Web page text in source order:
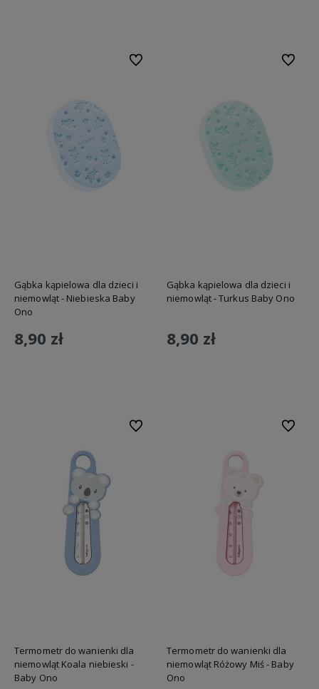
Gąbka kąpielowa dla dzieci i
niemowląt - Niebieska Baby
Ono
8,90 zł
Do ulubionych
Gąbka kąpielowa dla dzieci i
niemowląt - Turkus Baby Ono
8,90 zł
Do
Termometr do wanienki dla
niemowląt Koala niebieski -
Baby Ono
Do ulubionych
Termometr do wanienki dla
niemowląt Różowy Miś - Baby
Ono
Do